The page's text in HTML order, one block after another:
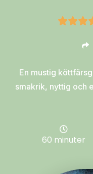
En mustig
smakrik, nyttig och
60 minuter